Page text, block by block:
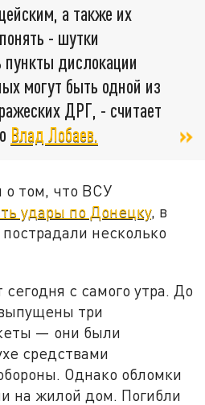
а также их
- шутки
пункты дислокации
могут быть одной из
ДРГ, - считает
Влад Лобаев.
о том, что ВСУ
удары по Донецку, в
несколько
с самого утра. До
три
— они были
средствами
Однако обломки
на жилой дом. Погибли